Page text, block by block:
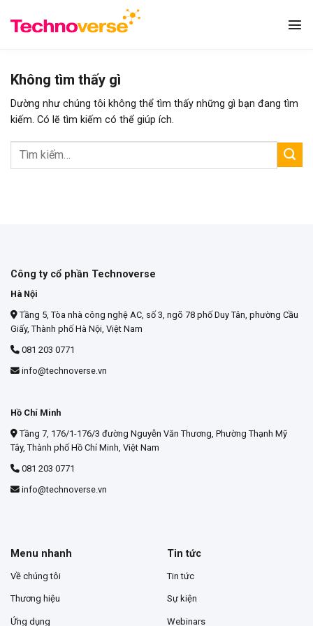
qua
Không tìm thấy gì
Dường như chúng tôi không thể tìm thấy những gì bạn đang tìm
kiếm. Có lẽ tìm kiếm có thể giúp ích.
Công ty cổ phần Technoverse
Hà Nội
Tầng 5, Tòa nhà công nghệ AC, số 3, ngõ 78 phố Duy Tân, phường Cầu
Giấy, Thành phố Hà Nội, Việt Nam
081 203 0771
info@technoverse.vn
Hồ Chí Minh
Tầng 7, 176/1-176/3 đường Nguyễn Văn Thương, Phường Thạnh Mỹ
Tây, Thành phố Hồ Chí Minh, Việt Nam
081 203 0771
info@technoverse.vn
Menu nhanh
Về chúng tôi
Thương hiệu
Ứng dụng
Tin tức
Tin tức
Sự kiện
Webinars